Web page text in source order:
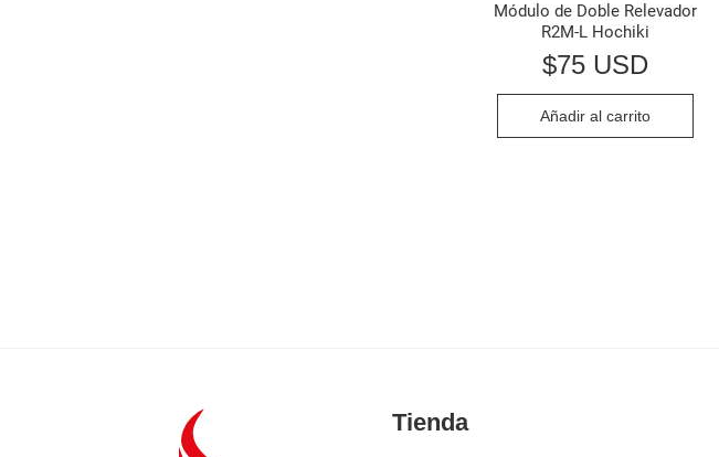
Módulo de Doble Relevador
R2M-L Hochiki
$75 USD
Añadir al carrito
Tienda